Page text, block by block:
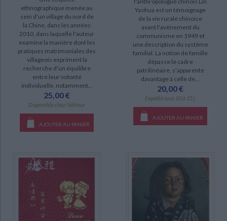
ethnographique menée au
sein d'un village du nord de
la Chine, dans les années
2010, dans laquelle l'auteur
examine la manière dont les
pratiques matrimoniales des
villageois expriment la
recherche d'un équilibre
entre leur volonté
individuelle, notamment...
25,00 €
Disponible chez l'éditeur
AJOUTER AU PANIER
Yaohua est un témoignage
de la vie rurale chinoise
avant l'avènement du
communisme en 1949 et
une description du système
familial. La notion de famille
dépasse le cadre
patrilinéaire, s'apparente
davantage à celle de...
20,00 €
Expédié sous 10 à 15 j.
AJOUTER AU PANIER